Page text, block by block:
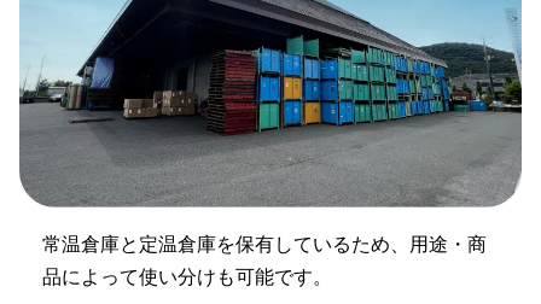
常温倉庫と定温倉庫を保有しているため、用途・商
品によって使い分けも可能です。